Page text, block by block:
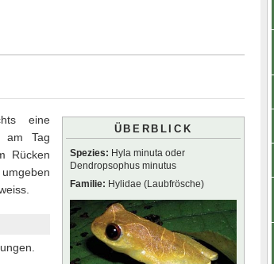
ÜBERBLICK
Spezies: Hyla minuta oder
Dendropsophus minutus
Familie: Hylidae (Laubfrösche)
eine
am Tag
Rücken